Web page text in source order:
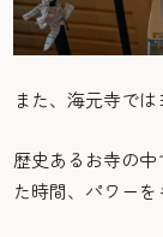
また、海元寺では
歴史あるお寺の
た時間、パワーを